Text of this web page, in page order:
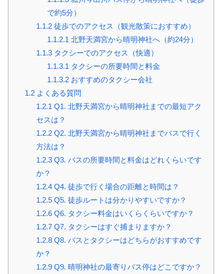
で約5分）
1.1.2徒歩でのアクセス（観光散策におすすめ）
1.1.2.1 北野天満宮から晴明神社へ（約24分）
1.1.3タクシーでのアクセス（快適）
1.1.3.1 タクシーの所要時間と料金
1.1.3.2 おすすめのタクシー会社
1.2よくある質問
1.2.1 Q1. 北野天満宮から晴明神社までの最短アク
セスは？
1.2.2Q2. 北野天満宮から晴明神社までバスで行く
方法は？
1.2.3Q3. バスの所要時間と料金はどれくらいです
か？
1.2.4Q4. 徒歩で行く場合の距離と時間は？
1.2.5Q5. 徒歩ルートは分かりやすいですか？
1.2.6Q6. タクシー料金はいくらくらいですか？
1.2.7Q7. タクシーはすぐ捕まりますか？
1.2.8Q8. バスとタクシーはどちらがおすすめです
か？
1.2.9Q9. 晴明神社の最寄りバス停はどこですか？